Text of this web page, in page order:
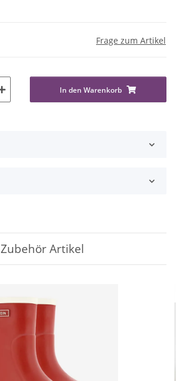
Frage zum Artikel
In den Warenkorb
Zubehör Artikel